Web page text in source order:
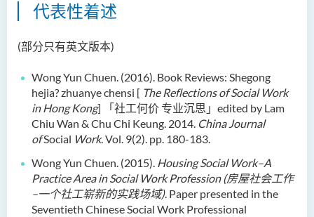
代表性着述
(部分只有英文版本)
Wong Yun Chuen. (2016). Book Reviews: Shegong
hejia? zhuanye chensi [ The Reflections of Social Work
in Hong Kong] 「社工何价 专业沉思」 edited by Lam
Chiu Wan & Chu Chi Keung. 2014. China Journal
ofSocial Work. Vol. 9(2). pp. 180-183.
Wong Yun Chuen. (2015). Housing Social Work–A
Practice Area in Social Work Profession (房屋社会工作
–一个社工崭新的实践场域). Paper presented in the
Seventieth Chinese Social Work Professional